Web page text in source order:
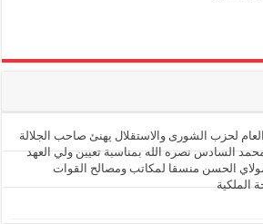
العام لحزب الشورى والاستقلال يهنئ صاحب الجلالة
السادس نصره الله بمناسبة تعيين ولي العهد
مولاي الحسن منسقا لمكاتب ومصالح القوات
الملكية